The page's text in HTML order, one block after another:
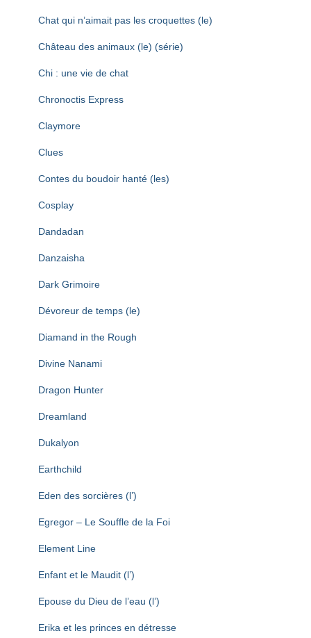
Chat qui n’aimait pas les croquettes (le)
Château des animaux (le) (série)
Chi : une vie de chat
Chronoctis Express
Claymore
Clues
Contes du boudoir hanté (les)
Cosplay
Dandadan
Danzaisha
Dark Grimoire
Dévoreur de temps (le)
Diamand in the Rough
Divine Nanami
Dragon Hunter
Dreamland
Dukalyon
Earthchild
Eden des sorcières (l’)
Egregor – Le Souffle de la Foi
Element Line
Enfant et le Maudit (l’)
Epouse du Dieu de l’eau (l’)
Erika et les princes en détresse